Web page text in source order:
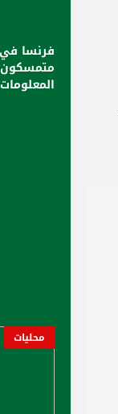
فرنسا في
متمسكون
المعلومات
محليات